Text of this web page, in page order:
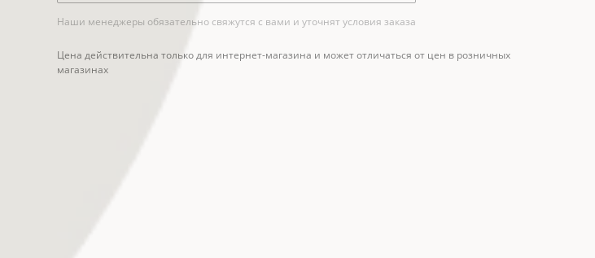
Наши менеджеры обязательно свяжутся с вами и уточнят условия заказа
Цена действительна только для интернет-магазина и может отличаться от цен в розничных
магазинах